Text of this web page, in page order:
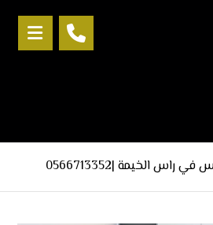
الخيمة |0566713352